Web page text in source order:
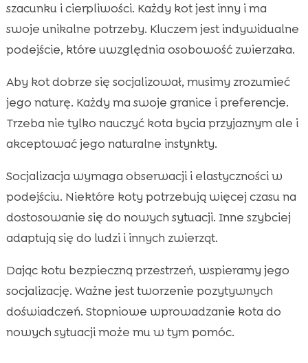
szacunku i cierpliwości. Każdy kot jest inny i ma
swoje unikalne potrzeby. Kluczem jest indywidualne
podejście, które uwzględnia osobowość zwierzaka.
Aby kot dobrze się socjalizował, musimy zrozumieć
jego naturę. Każdy ma swoje granice i preferencje.
Trzeba nie tylko nauczyć kota bycia przyjaznym ale i
akceptować jego naturalne instynkty.
Socjalizacja wymaga obserwacji i elastyczności w
podejściu. Niektóre koty potrzebują więcej czasu na
dostosowanie się do nowych sytuacji. Inne szybciej
adaptują się do ludzi i innych zwierząt.
Dając kotu bezpieczną przestrzeń, wspieramy jego
socjalizację. Ważne jest tworzenie pozytywnych
doświadczeń. Stopniowe wprowadzanie kota do
nowych sytuacji może mu w tym pomóc.